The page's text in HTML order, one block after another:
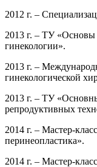
2012 г. –
2013 г. – ТУ «Основы
гинекологии».
2013 г. –
гинекологической
2013 г. – ТУ
репродуктивных
2014 г. – Мастер-
перинеопластика».
2014 г. – Мастер-